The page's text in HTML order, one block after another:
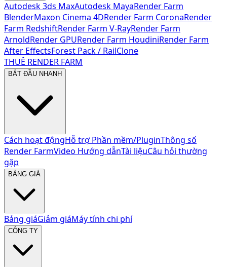
Autodesk 3ds MaxAutodesk MayaRender Farm
BlenderMaxon Cinema 4DRender Farm CoronaRender
Farm RedshiftRender Farm V-RayRender Farm
ArnoldRender GPURender Farm HoudiniRender Farm
After EffectsForest Pack / RailClone
THUÊ RENDER FARM
BẮT ĐẦU NHANH
Cách hoạt độngHỗ trợ Phần mềm/PluginThông số
Render FarmVideo Hướng dẫnTài liệuCâu hỏi thường
gặp
BẢNG GIÁ
Bảng giáGiảm giáMáy tính chi phí
CÔNG TY